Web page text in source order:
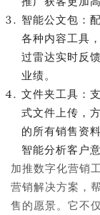
智能公文包：
各种内容工具
过雷达实时反
业绩。
文件夹工具：
式文件上传，
的所有销售资
智能分析客户
加推数字化营销
营销解决方案，
售的愿景。它不